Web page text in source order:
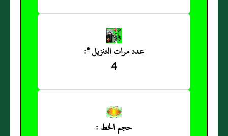
عدد مرات التنزيل *:
4
حجم الخط :